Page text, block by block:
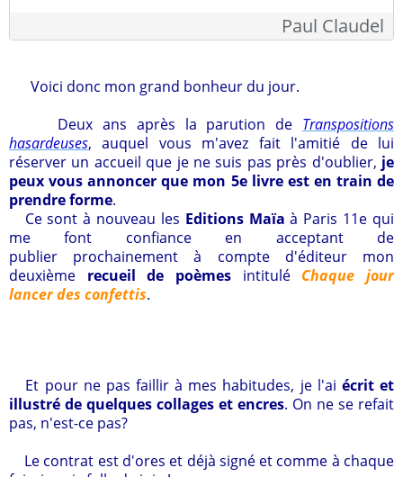
Paul Claudel
Voici donc mon grand bonheur du jour.
Deux ans après la parution de Transpositions
hasardeuses, auquel vous m'avez fait l'amitié de lui
réserver un accueil que je ne suis pas près d'oublier, je
peux vous annoncer que mon 5e livre est en train de
prendre forme.
Ce sont à nouveau les Editions Maïa à Paris 11e qui
me font confiance en acceptant de
publier prochainement à compte d'éditeur mon
deuxième recueil de poèmes intitulé Chaque jour
lancer des confettis.
Et pour ne pas faillir à mes habitudes, je l'ai écrit et
illustré de quelques collages et encres. On ne se refait
pas, n'est-ce pas?
Le contrat est d'ores et déjà signé et comme à chaque